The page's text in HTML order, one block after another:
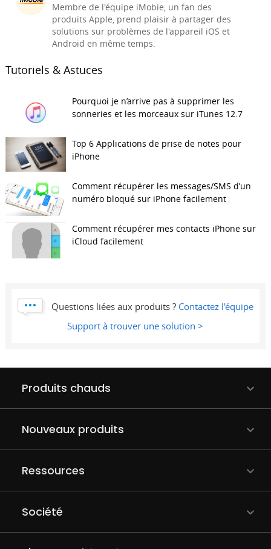
Membre de l'équipe iMobie, un fan des
produits Apple, prend plaisir à partager des
solutions sur problèmes de l'appareil iOS et
Android en même temps.
Tutoriels & Astuces
Pourquoi je n’arrive pas à supprimer les
sonneries et les morceaux sur iTunes 12.7
Top 6 Applications de prise de notes pour
iPhone
Comment récupérer les messages/SMS d’un
numéro bloqué sur iPhone facilement
Comment récupérer mes contacts iPhone sur
iCloud facilement
Questions liées aux produits ? Contactez l'équipe
Support à trouver une solution >
Produits chauds
Nouveaux produits
Ressources
Société